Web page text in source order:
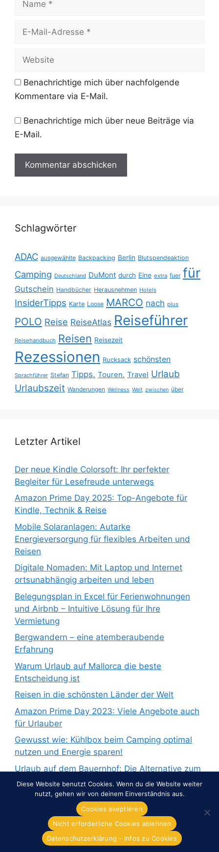
Mail-
Benachrichtige mich über nachfolgende
Kommentare via E-Mail.
Benachrichtige mich über neue Beiträge via
E-Mail.
Schlagwörter
ADAC ausgewählte Backpacking Berlin Blutspendeaktion
Camping Deutschland DuMont durch Eine extra fuer für
Gutschein Handbücher Herausnehmen Hotels
InsiderTipps Karte Loose MARCO nach plus
POLO Reise ReiseAtlas Reiseführer
Reisehandbuch Reisen Reisezeit
Rezessionen Rucksack schönsten
Sprachführer Stefan Tipps. Touren. Travel Urlaub
Urlaubszeit Wanderungen Wellness Welt zwischen über
Letzter Artikel
Der neue Kindle Colorsoft: Ihr perfekter
Begleiter für Lesefreude unterwegs
Amazon Prime Day 2025: Top-Angebote für
Kindle, Technik & Reise
Mobile Solaranlagen: Autarke
Energieversorgung für flexibles Arbeiten und
Reisen
Digitale Nomaden: Mit Laptop und Internet
ortsunabhängig arbeiten und leben
Belegungsplan in Excel für Ferienwohnungen
und Airbnb – Intuitive Lösung für Ihre
Vermietung
Bergwandern – eine atemberaubende
Erfahrung
Warum Urlaub auf Mallorca die beste
Entscheidung ist
Reisen in die schönsten Länder der Welt
Amazon Prime Day 2023: Viele Angebote auch
für Urlauber
Gewusst wie: Kühlbox beim Camping optimal
nutzen und Energie sparen!
Urlaub auf dem Bauernhof: Die Alternative zum
Pauschalurlaub
© 2026 Overnight-Europe.de• Erstellt mit
GeneratePress
Diese Website benutzt Cookies. Wenn du die Website weiter
nutzt, gehen wir von deinem Einverständnis aus.
Cookies akeptieren
Nicht erforderliche Cookies ablehnen
Datenschutzerklärung - Infos zu Cookies